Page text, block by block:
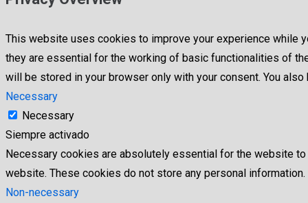
This website uses cookies to improve your experience while
they are essential for the working of basic functionalities of
will be stored in your browser only with your consent. You
Necessary
Necessary
Siempre activado
Necessary cookies are absolutely essential for the website
website. These cookies do not store any personal information.
Non-necessary